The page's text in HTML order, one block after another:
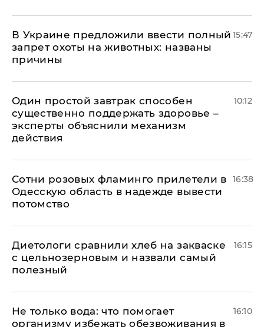
В Украине предложили ввести полный
запрет охоты на животных: названы
причины
15:47
Один простой завтрак способен
существенно поддержать здоровье –
эксперты объяснили механизм
действия
10:12
Сотни розовых фламинго прилетели в
Одесскую область в надежде вывести
потомство
16:38
Диетологи сравнили хлеб на закваске
с цельнозерновым и назвали самый
полезный
16:15
Не только вода: что помогает
организму избежать обезвоживания в
16:10